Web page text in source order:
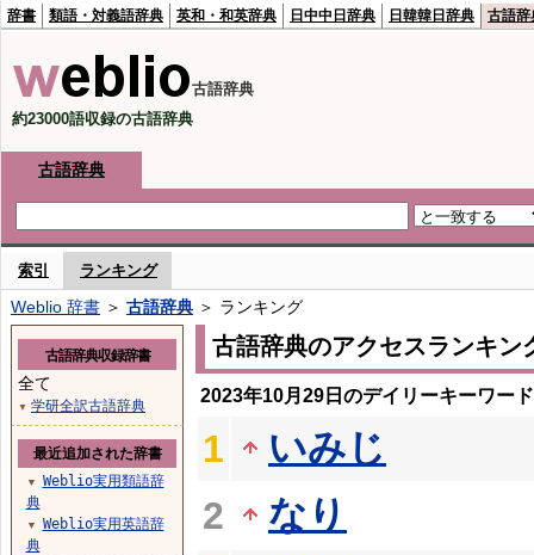
辞書 類語・対義語辞典 英和・和英辞典 日中中日辞典 日韓韓日辞典 古語辞
古語辞典
約23000語収録の古語辞典
古語辞典
索引 ランキング
Weblio 辞書 ＞ 古語辞典 ＞ ランキング
古語辞典のアクセスランキン
2023年10月29日のデイリーキーワー
1
いみじ
2
なり
古語辞典収録辞書
全て
▼ 学研全訳古語辞典
最近追加された辞書
▼
Weblio実用類語辞
典
▼
Weblio実用英語辞
典